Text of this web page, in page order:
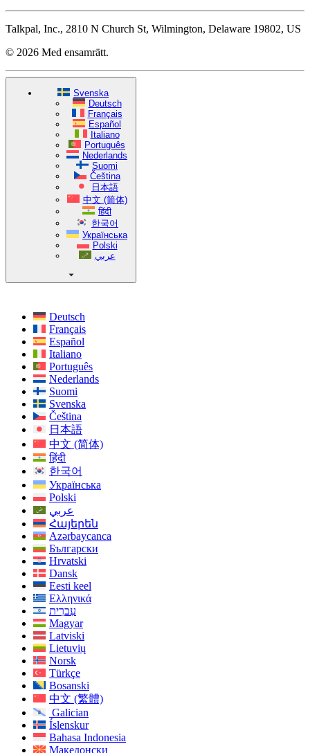
Talkpal, Inc., 2810 N Church St, Wilmington, Delaware 19802, US
© 2026 Med ensamrätt.
Svenska
Deutsch
Français
Español
Italiano
Português
Nederlands
Suomi
Čeština
日本語
中文 (简体)
हिंदी
한국어
Українська
Polski
عربي
Deutsch
Français
Español
Italiano
Português
Nederlands
Suomi
Svenska
Čeština
日本語
中文 (简体)
हिंदी
한국어
Українська
Polski
عربي
Հայերեն
Azərbaycanca
Български
Hrvatski
Dansk
Eesti keel
Ελληνικά
עִברִית
Magyar
Latviski
Lietuvių
Norsk
Türkçe
Bosanski
中文 (繁體)
Galician
Íslenskur
Bahasa Indonesia
Македонски